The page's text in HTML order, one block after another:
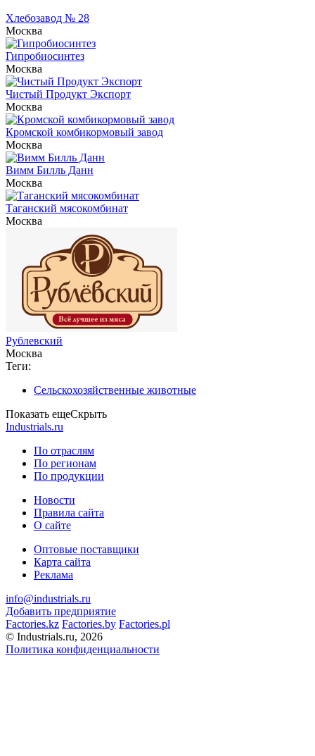
Хлебозавод № 28
Москва
Гипробиосинтез
Москва
Чистый Продукт Экспорт
Москва
Кромской комбикормовый завод
Москва
Вимм Билль Данн
Москва
Таганский мясокомбинат
Москва
Рублевский
Москва
Теги:
Сельскохозяйственные животные
Показать ещеСкрыть
Industrials.ru
По отраслям
По регионам
По продукции
Новости
Правила сайта
О сайте
Оптовые поставщики
Карта сайта
Реклама
info@industrials.ru
Добавить предприятие
Factories.kz Factories.by Factories.pl
© Industrials.ru, 2026
Политика конфиденциальности